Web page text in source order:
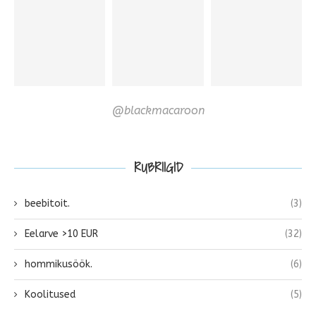
@blackmacaroon
RUBRIIGID
beebitoit. (3)
Eelarve >10 EUR (32)
hommikusöök. (6)
Koolitused (5)